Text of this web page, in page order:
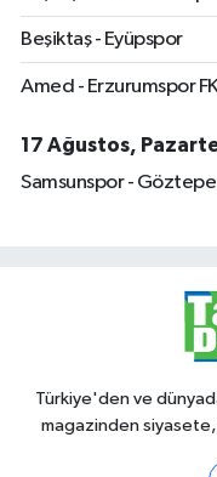
Beşiktaş - Eyüpspor
Amed - Erzurumspor
17 Ağustos,
Samsunspor - Göztepe
Türkiye'den ve
magazinden